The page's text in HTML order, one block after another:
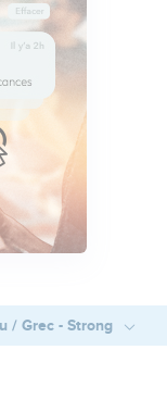
/ Grec - Strong